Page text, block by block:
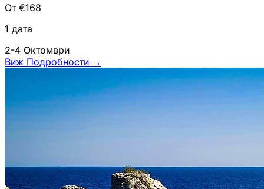
От €168
1 дата
2-4 Октомври
Виж Подробности →